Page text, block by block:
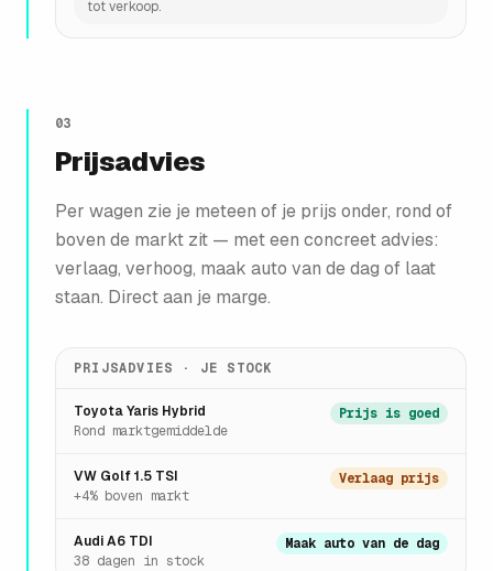
tot verkoop.
03
Prijsadvies
Per wagen zie je meteen of je prijs onder, rond of
boven de markt zit — met een concreet advies:
verlaag, verhoog, maak auto van de dag of laat
staan. Direct aan je marge.
PRIJSADVIES · JE STOCK
Toyota Yaris Hybrid
Rond marktgemiddelde
Prijs is goed
VW Golf 1.5 TSI
+4% boven markt
Verlaag prijs
Audi A6 TDI
38 dagen in stock
Maak auto van de dag